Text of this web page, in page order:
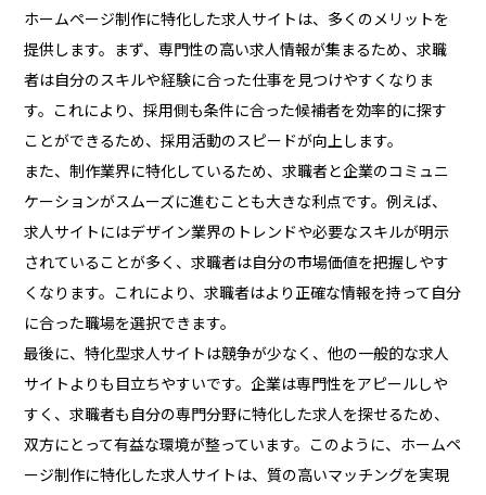
ホームページ制作に特化した求人サイトは、多くのメリットを
提供します。まず、専門性の高い求人情報が集まるため、求職
者は自分のスキルや経験に合った仕事を見つけやすくなりま
す。これにより、採用側も条件に合った候補者を効率的に探す
ことができるため、採用活動のスピードが向上します。
また、制作業界に特化しているため、求職者と企業のコミュニ
ケーションがスムーズに進むことも大きな利点です。例えば、
求人サイトにはデザイン業界のトレンドや必要なスキルが明示
されていることが多く、求職者は自分の市場価値を把握しやす
くなります。これにより、求職者はより正確な情報を持って自分
に合った職場を選択できます。
最後に、特化型求人サイトは競争が少なく、他の一般的な求人
サイトよりも目立ちやすいです。企業は専門性をアピールしや
すく、求職者も自分の専門分野に特化した求人を探せるため、
双方にとって有益な環境が整っています。このように、ホームペ
ージ制作に特化した求人サイトは、質の高いマッチングを実現